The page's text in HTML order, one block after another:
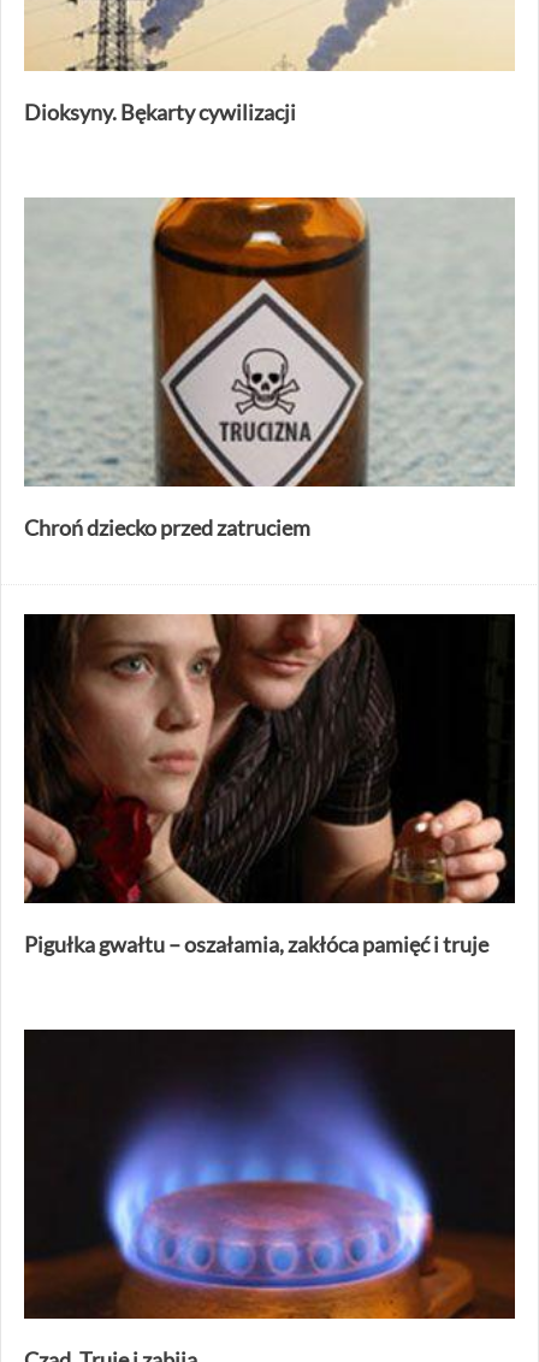
Dioksyny. Bękarty cywilizacji
Chroń dziecko przed zatruciem
Pigułka gwałtu – oszałamia, zakłóca pamięć i truje